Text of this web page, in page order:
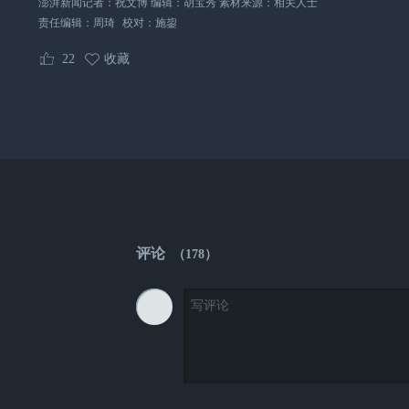
澎湃新闻记者：祝文博 编辑：胡宝秀 素材来源：相关人士
责任编辑： 周琦 校对： 施鋆
22 收藏
评论 （178）